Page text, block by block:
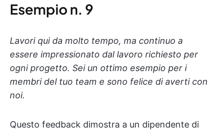
Esempio n. 9
Lavori qui da molto tempo, ma continuo a
essere impressionato dal lavoro richiesto per
ogni progetto. Sei un ottimo esempio per i
membri del tuo team e sono felice di averti con
noi.
Questo feedback dimostra a un dipendente di